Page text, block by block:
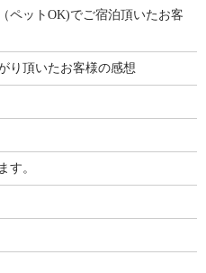
ペットOK)でご宿泊頂いたお客
り頂いたお客様の感想
す。